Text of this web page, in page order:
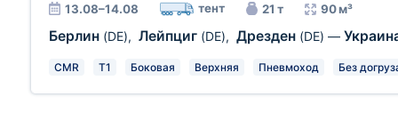
13.08–14.08 тент 21 т 90 м³
Берлин (DE), Лейпциг (DE), Дрезден (DE) —
CMR T1 Боковая Верхняя Пневмоход Без